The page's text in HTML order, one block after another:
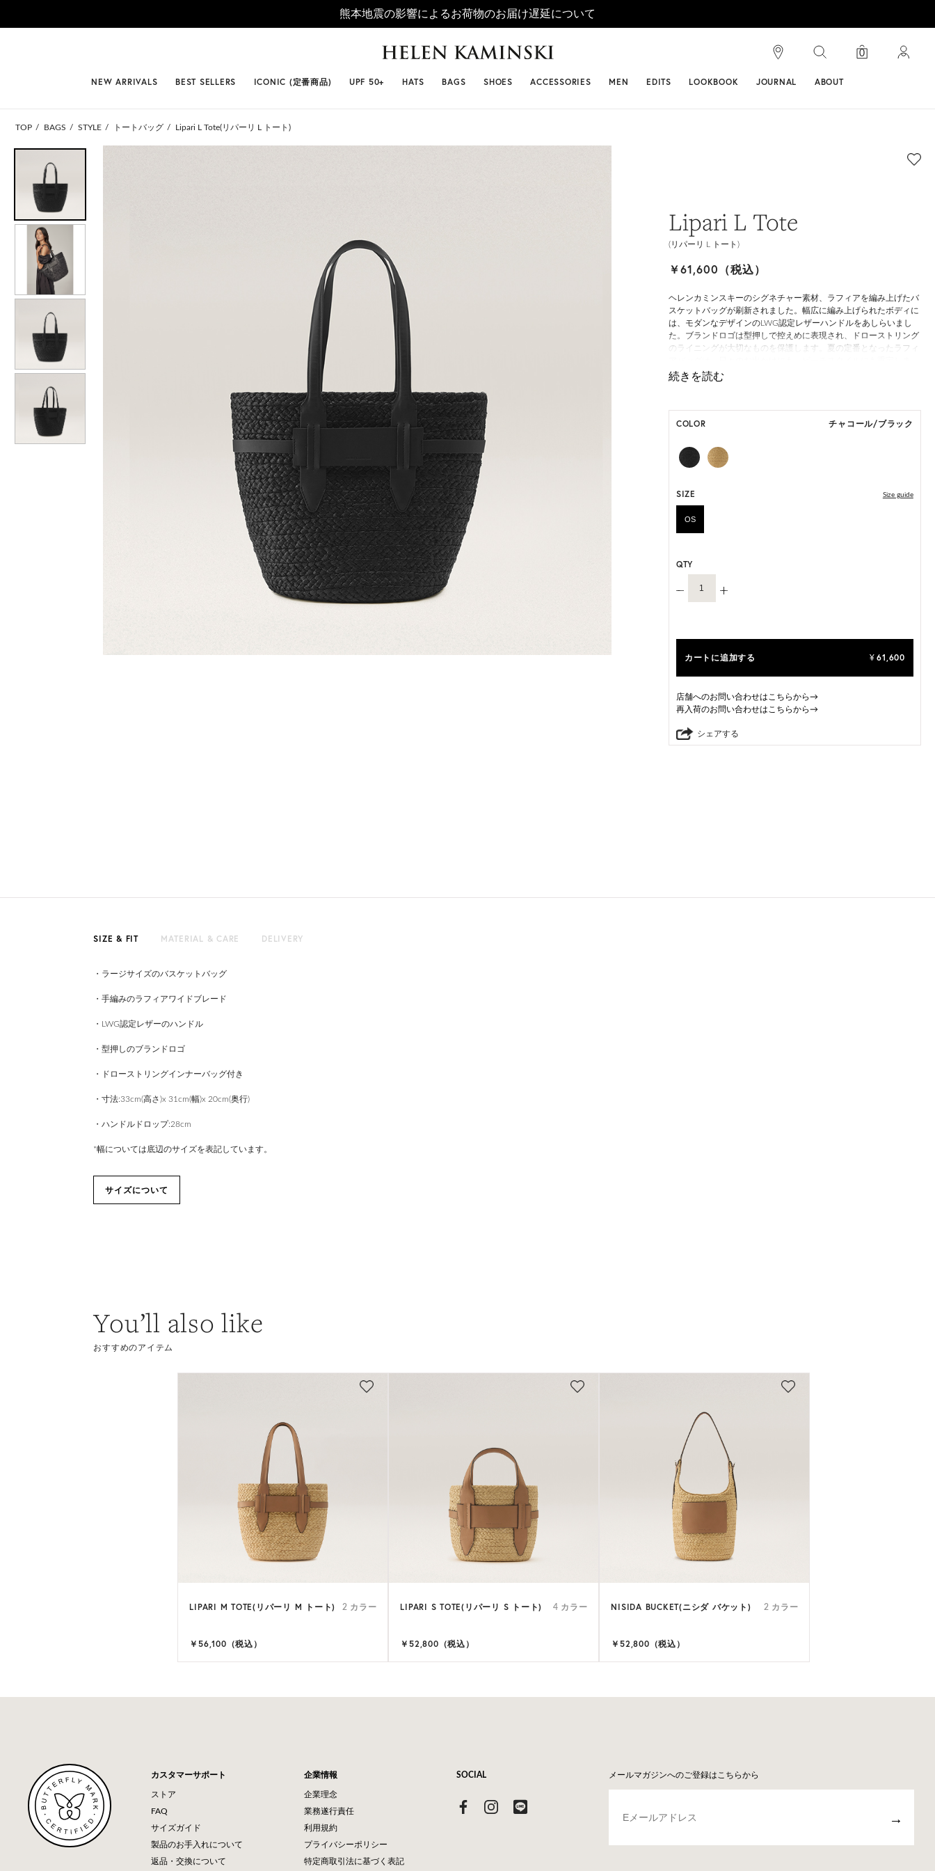
熊本地震の影響によるお荷物のお届け遅延について
#ビベット #キャップ #ビアンカ 0
NEW ARRIVALS BEST SELLERS ICONIC (定番商品) UPF 50+ HATS BAGS SHOES ACCESSORIES MEN EDITS LOOKBOOK JOURNAL ABOUT
TOP BAGS STYLE トートバッグ Lipari L Tote(リパーリ L トート)
Lipari L Tote
(リパーリ L トート)
￥61,600（税込）
ヘレンカミンスキーのシグネチャー素材、ラフィアを編み上げたバ
スケットバッグが刷新されました。幅広に編み上げられたボディに
は、モダンなデザインのLWG認定レザーハンドルをあしらいまし
た。ブランドロゴは型押しで控えめに表現され、ドローストリング
のライニングが大切なものを保護します。夏の定番となったラフィ
す。
ございます。
COLOR チャコール/ブラック
SIZE Size guide
OS
QTY
カートに追加する ¥ 61,600
店舗へのお問い合わせはこちらから→
再入荷のお問い合わせはこちらから→
シェアする
SIZE & FIT MATERIAL & CARE DELIVERY
・ラージサイズのバスケットバッグ
・手編みのラフィアワイドブレード
・LWG認定レザーのハンドル
・型押しのブランドロゴ
・ドローストリングインナーバッグ付き
・寸法:33cm(高さ)x 31cm(幅)x 20cm(奥行)
・ハンドルドロップ:28cm
*幅については底辺のサイズを表記しています。
サイズについて
You’ll also like
おすすめのアイテム
LIPARI M TOTE(リパーリ M トート) 2 カラー
￥56,100（税込）
LIPARI S TOTE(リパーリ S トート) 4 カラー
￥52,800（税込）
NISIDA BUCKET(ニシダ バケット) 2 カラー
￥52,800（税込）
メールマガジンへのご登録はこちらから
→
カスタマーサポート
ストア
FAQ
サイズガイド
製品のお手入れについて
返品・交換について
企業情報
企業理念
業務遂行責任
利用規約
プライバシーポリシー
特定商取引法に基づく表記
SOCIAL